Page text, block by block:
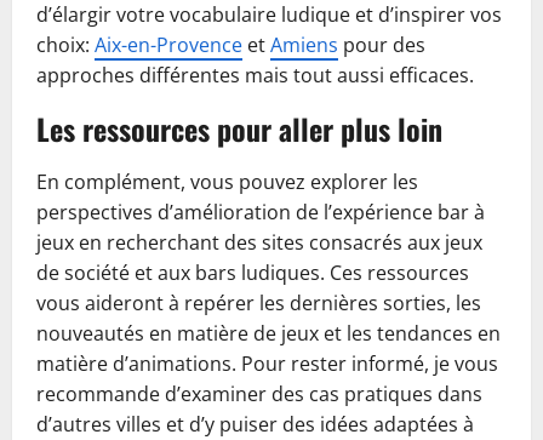
d’élargir votre vocabulaire ludique et d’inspirer vos
choix: Aix-en-Provence etAmiens pour des
approches différentes mais tout aussi efficaces.
Les ressources pour aller plus loin
En complément, vous pouvez explorer les
perspectives d’amélioration de l’expérience bar à
jeux en recherchant des sites consacrés aux jeux
de société et aux bars ludiques. Ces ressources
vous aideront à repérer les dernières sorties, les
nouveautés en matière de jeux et les tendances en
matière d’animations. Pour rester informé, je vous
recommande d’examiner des cas pratiques dans
d’autres villes et d’y puiser des idées adaptées à